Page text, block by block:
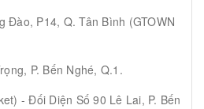
Đào, P14, Q. Tân Bình (GTOWN
P. Bến Nghé, Q.1.
- Đối Diện Số 90 Lê Lai, P. Bến